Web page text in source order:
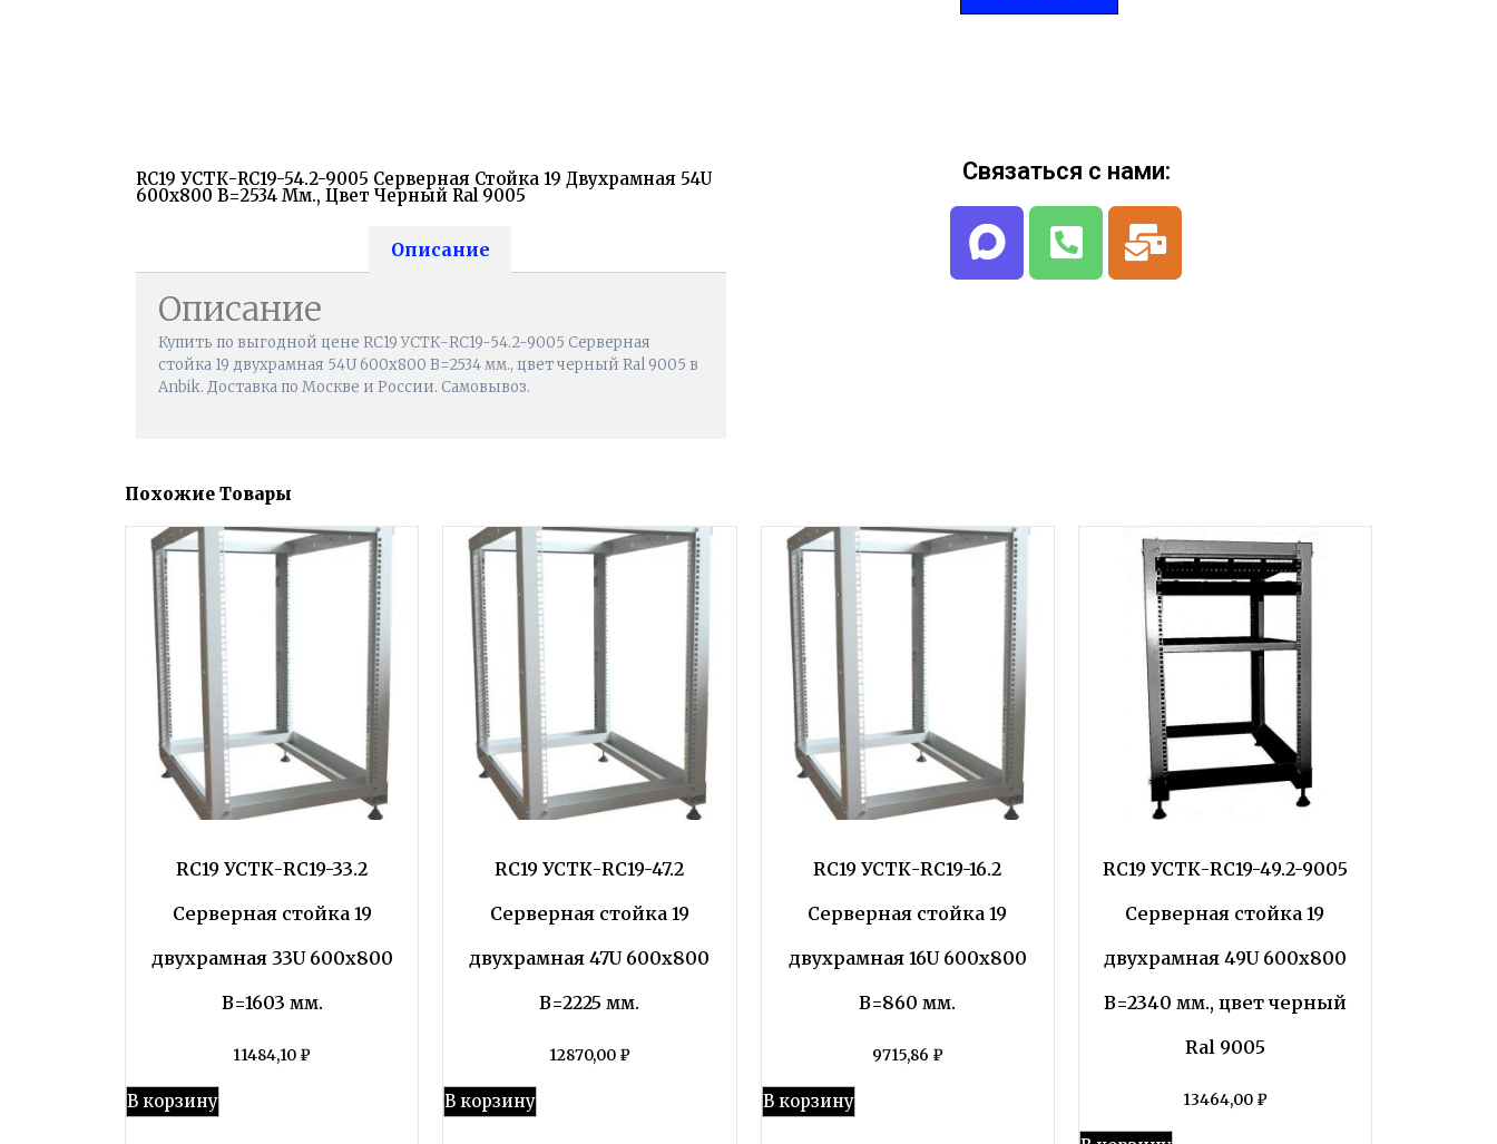
RC19 УСТК-RC19-54.2-9005 Серверная Стойка 19 Двухрамная 54U
600х800 В=2534 Мм., Цвет Черный Ral 9005
Описание
Описание
Купить по выгодной цене RC19 УСТК-RC19-54.2-9005 Серверная
стойка 19 двухрамная 54U 600х800 В=2534 мм., цвет черный Ral 9005 в
Anbik. Доставка по Москве и России. Самовывоз.
Связаться с нами:
Похожие Товары
RC19 УСТК-RC19-33.2
Серверная стойка 19
двухрамная 33U 600х800
В=1603 мм.
11484,10 ₽
В корзину
RC19 УСТК-RC19-47.2
Серверная стойка 19
двухрамная 47U 600х800
В=2225 мм.
12870,00 ₽
В корзину
RC19 УСТК-RC19-16.2
Серверная стойка 19
двухрамная 16U 600х800
В=860 мм.
9715,86 ₽
В корзину
RC19 УСТК-RC19-49.2-9005
Серверная стойка 19
двухрамная 49U 600х800
В=2340 мм., цвет черный
Ral 9005
13464,00 ₽